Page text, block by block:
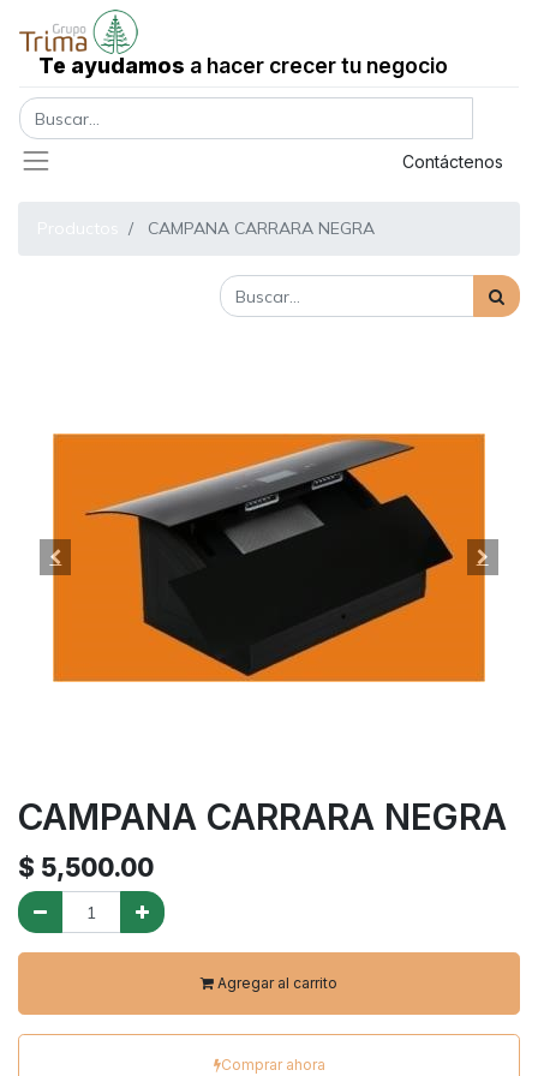
Te ayudamos a hacer crecer tu negocio
Contáctenos
CAMPANA CARRARA NEGRA
CAMPANA CARRARA NEGRA
$ 5,500.00
Agregar al carrito
Comprar ahora